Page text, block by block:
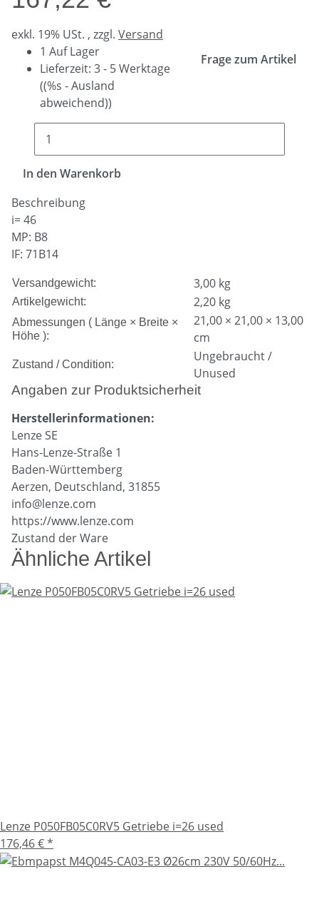
exkl. 19% USt. , zzgl. Versand
1 Auf Lager
Lieferzeit: 3 - 5 Werktage
((%s - Ausland
abweichend))
Frage zum Artikel
In den Warenkorb
Beschreibung
i= 46
MP: B8
IF: 71B14
Versandgewicht: 3,00 kg
Artikelgewicht: 2,20 kg
Abmessungen ( Länge × Breite ×
Höhe ):
21,00 × 21,00 × 13,00
cm
Zustand / Condition:
Ungebraucht /
Unused
Angaben zur Produktsicherheit
Herstellerinformationen:
Lenze SE
Hans-Lenze-Straße 1
Baden-Württemberg
Aerzen, Deutschland, 31855
info@lenze.com
https://www.lenze.com
Zustand der Ware
Ähnliche Artikel
Lenze P050FB05C0RV5 Getriebe i=26 used
176,46 €*